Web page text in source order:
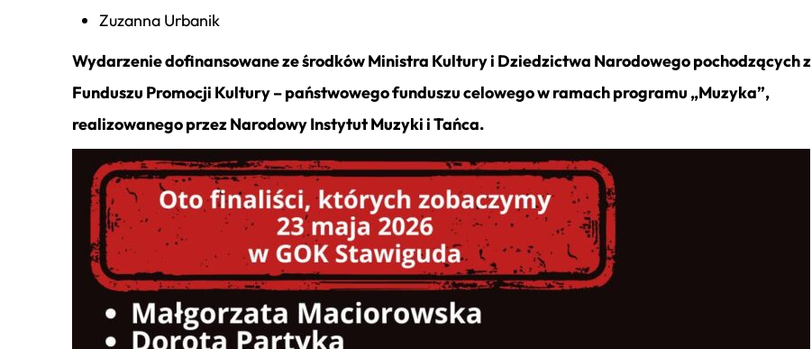
Zuzanna Urbanik
Wydarzenie dofinansowane ze środków Ministra Kultury i Dziedzictwa Narodowego pochodzących z
Funduszu Promocji Kultury – państwowego funduszu celowego w ramach programu „Muzyka”,
realizowanego przez Narodowy Instytut Muzyki i Tańca.